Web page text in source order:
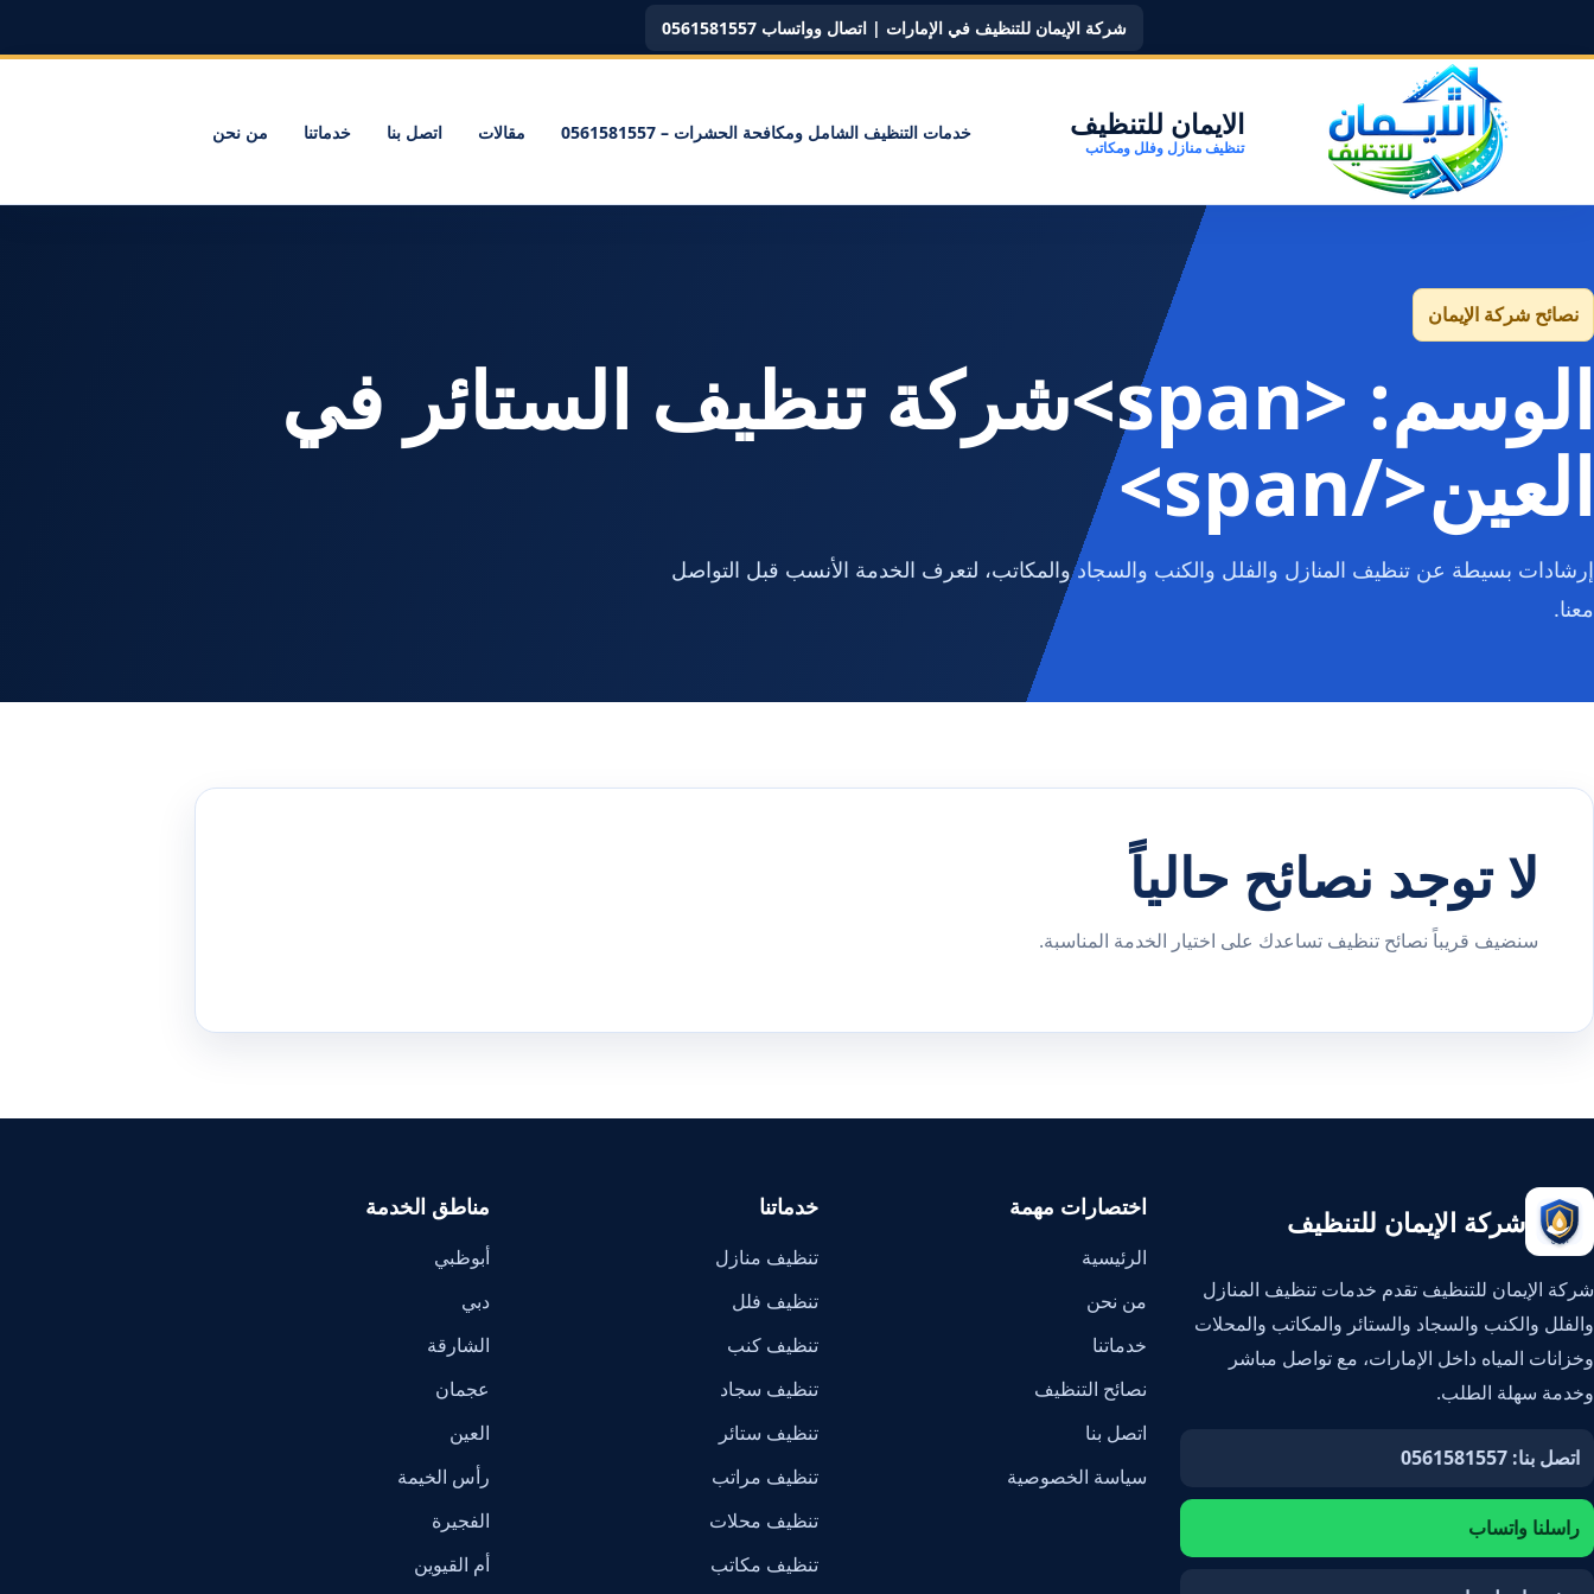
شركة الإيمان للتنظيف في الإمارات | اتصال وواتساب 0561581557
الايمان للتنظيف
تنظيف منازل وفلل ومكاتب
خدمات التنظيف الشامل ومكافحة الحشرات – 0561581557 مقالات اتصل بنا خدماتنا من نحن
نصائح شركة الإيمان
الوسم: <span>شركة تنظيف الستائر في
العين</span>
إرشادات بسيطة عن تنظيف المنازل والفلل والكنب والسجاد والمكاتب، لتعرف الخدمة الأنسب قبل التواصل
معنا.
لا توجد نصائح حالياً
سنضيف قريباً نصائح تنظيف تساعدك على اختيار الخدمة المناسبة.
شركة الإيمان للتنظيف
شركة الإيمان للتنظيف تقدم خدمات تنظيف المنازل
والفلل والكنب والسجاد والستائر والمكاتب والمحلات
وخزانات المياه داخل الإمارات، مع تواصل مباشر
وخدمة سهلة الطلب.
اتصل بنا: 0561581557
راسلنا واتساب
اختصارات مهمة
الرئيسية
من نحن
خدماتنا
نصائح التنظيف
اتصل بنا
سياسة الخصوصية
خدماتنا
تنظيف منازل
تنظيف فلل
تنظيف كنب
تنظيف سجاد
تنظيف ستائر
تنظيف مراتب
تنظيف محلات
تنظيف مكاتب
مناطق الخدمة
أبوظبي
دبي
الشارقة
عجمان
العين
رأس الخيمة
الفجيرة
أم القيوين